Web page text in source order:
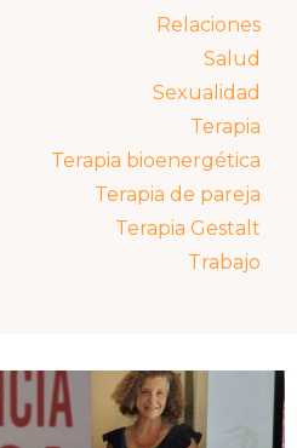
Relaciones
Salud
Sexualidad
Terapia
Terapia bioenergética
Terapia de pareja
Terapia Gestalt
Trabajo